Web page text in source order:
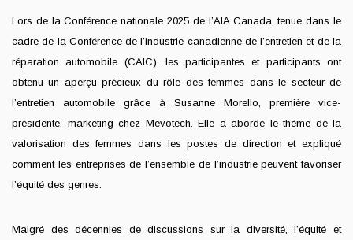
Lors de la Conférence nationale 2025 de l’AIA Canada, tenue dans le
cadre de la Conférence de l’industrie canadienne de l’entretien et de la
réparation automobile (CAIC), les participantes et participants ont
obtenu un aperçu précieux du rôle des femmes dans le secteur de
l’entretien automobile grâce à Susanne Morello, première vice-
présidente, marketing chez Mevotech. Elle a abordé le thème de la
valorisation des femmes dans les postes de direction et expliqué
comment les entreprises de l’ensemble de l’industrie peuvent favoriser
l’équité des genres.
Malgré des décennies de discussions sur la diversité, l’équité et